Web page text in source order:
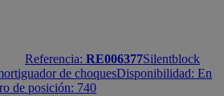
Referencia: RE006377Silentblock
de choquesDisponibilidad: En
de posición: 740